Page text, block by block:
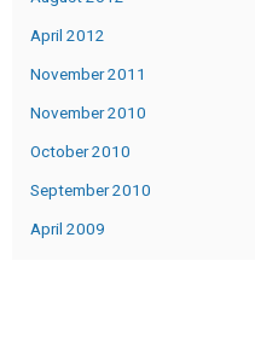
April 2012
November 2011
November 2010
October 2010
September 2010
April 2009